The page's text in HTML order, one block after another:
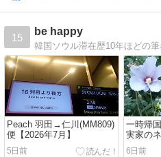
15
be happy
Peach 羽田→仁川(MM809)
便【2026年7月】
5日前
一時帰
実家の
6日前